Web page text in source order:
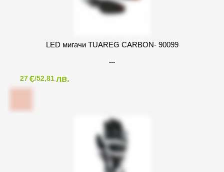
LED мигачи TUAREG CARBON- 90099
27€/52,81лв.